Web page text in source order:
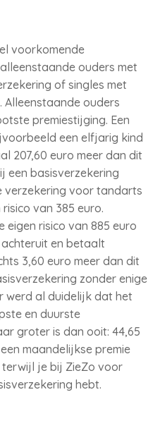
voorkomende
ouders met
of singles met
Alleenstaande ouders
premiestijging. Een
een elfjarig kind
207,60 euro meer dan dit
een basisverzekering
verzekering voor tandarts
van 385 euro.
eigen risico van 885 euro
en betaalt
3,60 euro meer dan dit
zonder enige
werd al duidelijk dat het
en duurste
groter is dan ooit: 44,65
maandelijkse premie
terwijl je bij ZieZo voor
hebt.